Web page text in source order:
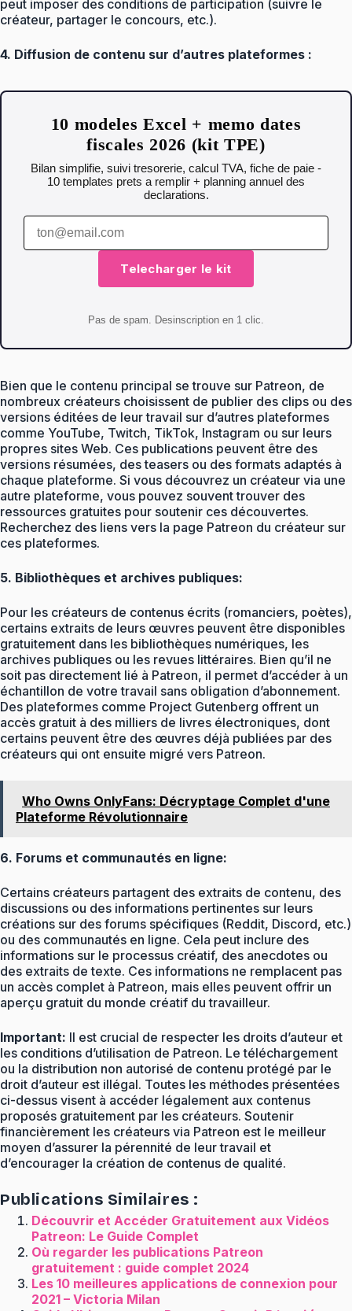
peut imposer des conditions de participation (suivre le
créateur, partager le concours, etc.).
4. Diffusion de contenu sur d’autres plateformes :
10 modeles Excel + memo dates
fiscales 2026 (kit TPE)
Bilan simplifie, suivi tresorerie, calcul TVA, fiche de paie -
10 templates prets a remplir + planning annuel des
declarations.
Telecharger le kit
Pas de spam. Desinscription en 1 clic.
Bien que le contenu principal se trouve sur Patreon, de
nombreux créateurs choisissent de publier des clips ou des
versions éditées de leur travail sur d’autres plateformes
comme YouTube, Twitch, TikTok, Instagram ou sur leurs
propres sites Web. Ces publications peuvent être des
versions résumées, des teasers ou des formats adaptés à
chaque plateforme. Si vous découvrez un créateur via une
autre plateforme, vous pouvez souvent trouver des
ressources gratuites pour soutenir ces découvertes.
Recherchez des liens vers la page Patreon du créateur sur
ces plateformes.
5. Bibliothèques et archives publiques:
Pour les créateurs de contenus écrits (romanciers, poètes),
certains extraits de leurs œuvres peuvent être disponibles
gratuitement dans les bibliothèques numériques, les
archives publiques ou les revues littéraires. Bien qu’il ne
soit pas directement lié à Patreon, il permet d’accéder à un
échantillon de votre travail sans obligation d’abonnement.
Des plateformes comme Project Gutenberg offrent un
accès gratuit à des milliers de livres électroniques, dont
certains peuvent être des œuvres déjà publiées par des
créateurs qui ont ensuite migré vers Patreon.
Who Owns OnlyFans: Décryptage Complet d'une
Plateforme Révolutionnaire
6. Forums et communautés en ligne:
Certains créateurs partagent des extraits de contenu, des
discussions ou des informations pertinentes sur leurs
créations sur des forums spécifiques (Reddit, Discord, etc.)
ou des communautés en ligne. Cela peut inclure des
informations sur le processus créatif, des anecdotes ou
des extraits de texte. Ces informations ne remplacent pas
un accès complet à Patreon, mais elles peuvent offrir un
aperçu gratuit du monde créatif du travailleur.
Important: Il est crucial de respecter les droits d’auteur et
les conditions d’utilisation de Patreon. Le téléchargement
ou la distribution non autorisé de contenu protégé par le
droit d’auteur est illégal. Toutes les méthodes présentées
ci-dessus visent à accéder légalement aux contenus
proposés gratuitement par les créateurs. Soutenir
financièrement les créateurs via Patreon est le meilleur
moyen d’assurer la pérennité de leur travail et
d’encourager la création de contenus de qualité.
Publications Similaires :
Découvrir et Accéder Gratuitement aux Vidéos
Patreon: Le Guide Complet
Où regarder les publications Patreon
gratuitement : guide complet 2024
Les 10 meilleures applications de connexion pour
2021 – Victoria Milan